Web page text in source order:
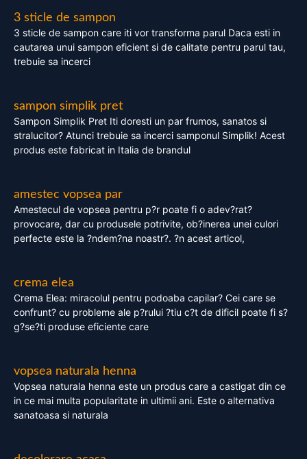
3 sticle de sampon
3 sticle de sampon care iti vor transforma parul Daca esti in
cautarea unui sampon eficient si de calitate pentru parul tau,
trebuie sa incerci
sampon simplik pret
Sampon Simplik Pret Iti doresti un par frumos, sanatos si
stralucitor? Atunci trebuie sa incerci samponul Simplik! Acest
produs este fabricat in Italia de brandul
amestec vopsea par
Amestecul de vopsea pentru p?r poate fi o adev?rat?
provocare, dar cu produsele potrivite, ob?inerea unei culori
perfecte este la ?ndem?na noastr?. ?n acest articol,
crema elea
Crema Elea: miracolul pentru podoaba capilar? Cei care se
confrunt? cu probleme ale p?rului ?tiu c?t de dificil poate fi s?
g?se?ti produse eficiente care
vopsea naturala henna
Vopsea naturala henna este un produs care a castigat din ce
in ce mai multa popularitate in ultimii ani. Este o alternativa
sanatoasa si naturala